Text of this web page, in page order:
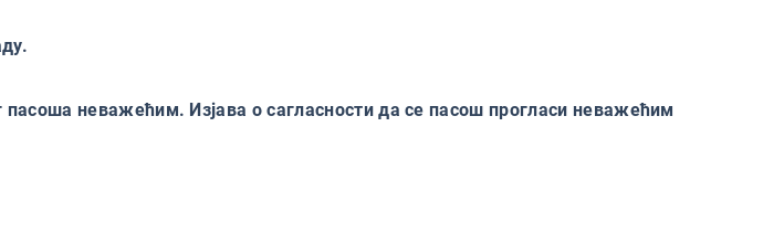
неважећим. Изјава о сагласности да се пасош прогласи неважећим